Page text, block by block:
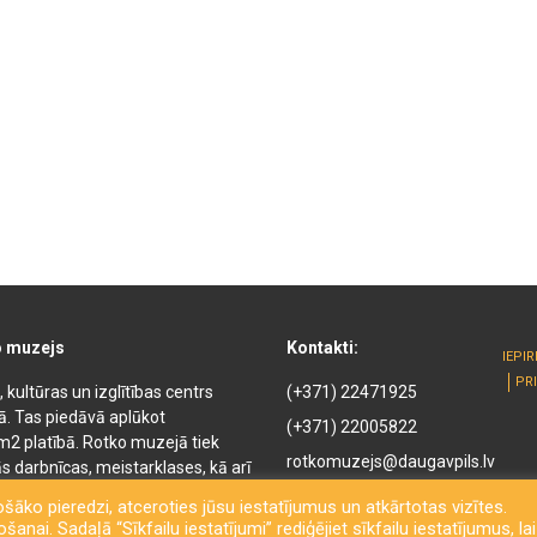
muzejs
un izglītības centrs
Tas piedāvā aplūkot
platībā. Rotko muzejā tiek
darbnīcas, meistarklases, kā arī
arī suvenīru veikals un
Kontakti:
(+371) 22471925
(+371) 22005822
rotkomuzejs@daugavpils.lv
Mihaila iela 3, Daugavpils,
LV-5401, Latvija
pieredzi, atceroties jūsu iestatījumus un atkārtotas vizītes.
Sadaļā “Sīkfailu iestatījumi” rediģējiet sīkfailu iestatījumus, lai